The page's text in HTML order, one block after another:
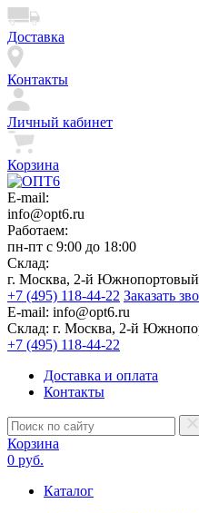
Доставка
Контакты
Личный кабинет
Корзина
E-mail:
info@opt6.ru
Работаем:
пн-пт с 9:00 до 18:00
Склад:
г. Москва, 2-й Южнопортовый
+7 (495) 118-44-22 Заказать
E-mail: info@opt6.ru
Склад: г. Москва, 2-й
+7 (495) 118-44-22
Доставка и оплата
Контакты
Корзина
0 руб.
Каталог